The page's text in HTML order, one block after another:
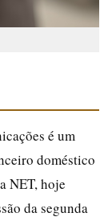
é um
doméstico
NET, hoje
da segunda